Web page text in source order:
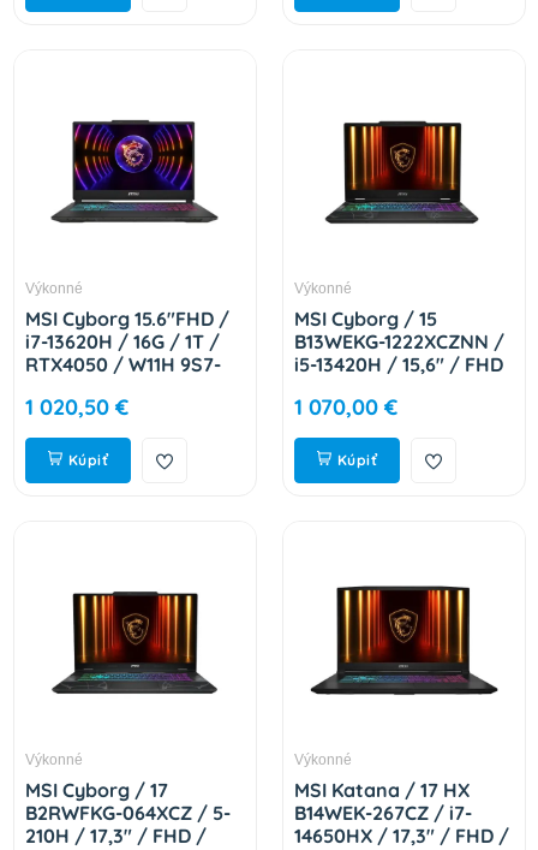
Výkonné
MSI Cyborg 15.6"FHD /
i7-13620H / 16G / 1T /
RTX4050 / W11H 9S7-
1 020,50 €
Kúpiť
Výkonné
MSI Cyborg / 15
B13WEKG-1222XCZNN /
i5-13420H / 15,6" / FHD
5050 / bez OS / Black /
2R 9S7-15Q342-1222
1 070,00 €
Kúpiť
Výkonné
MSI Cyborg / 17
B2RWFKG-064XCZ / 5-
210H / 17,3" / FHD /
Výkonné
MSI Katana / 17 HX
B14WEK-267CZ / i7-
14650HX / 17,3" / FHD /